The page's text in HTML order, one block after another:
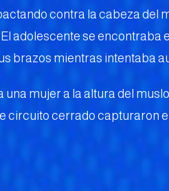
contra la cabeza del
adolescente se encontraba
brazos mientras intentaba
mujer a la altura del
circuito cerrado capturaron